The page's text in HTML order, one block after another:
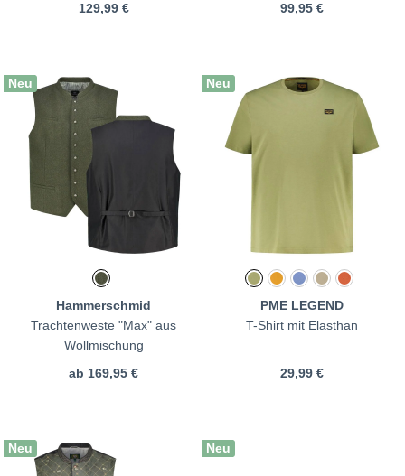
129,99 €
99,95 €
Neu
Hammerschmid
Trachtenweste "Max" aus
Wollmischung
ab 169,95 €
Neu
PME LEGEND
T-Shirt mit Elasthan
29,99 €
Neu Neu